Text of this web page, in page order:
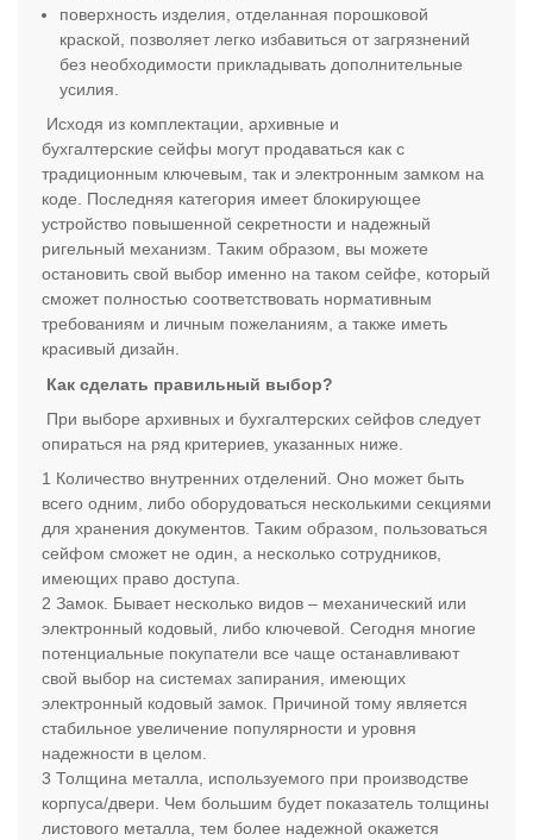
поверхность изделия, отделанная порошковой
краской, позволяет легко избавиться от загрязнений
без необходимости прикладывать дополнительные
усилия.
Исходя из комплектации, архивные и
бухгалтерские сейфы могут продаваться как с
традиционным ключевым, так и электронным замком на
коде. Последняя категория имеет блокирующее
устройство повышенной секретности и надежный
ригельный механизм. Таким образом, вы можете
остановить свой выбор именно на таком сейфе, который
сможет полностью соответствовать нормативным
требованиям и личным пожеланиям, а также иметь
красивый дизайн.
Как сделать правильный выбор?
При выборе архивных и бухгалтерских сейфов следует
опираться на ряд критериев, указанных ниже.
Количество внутренних отделений. Оно может быть
всего одним, либо оборудоваться несколькими секциями
для хранения документов. Таким образом, пользоваться
сейфом сможет не один, а несколько сотрудников,
имеющих право доступа.
Замок. Бывает несколько видов – механический или
электронный кодовый, либо ключевой. Сегодня многие
потенциальные покупатели все чаще останавливают
свой выбор на системах запирания, имеющих
электронный кодовый замок. Причиной тому является
стабильное увеличение популярности и уровня
надежности в целом.
Толщина металла, используемого при производстве
корпуса/двери. Чем большим будет показатель толщины
листового металла, тем более надежной окажется